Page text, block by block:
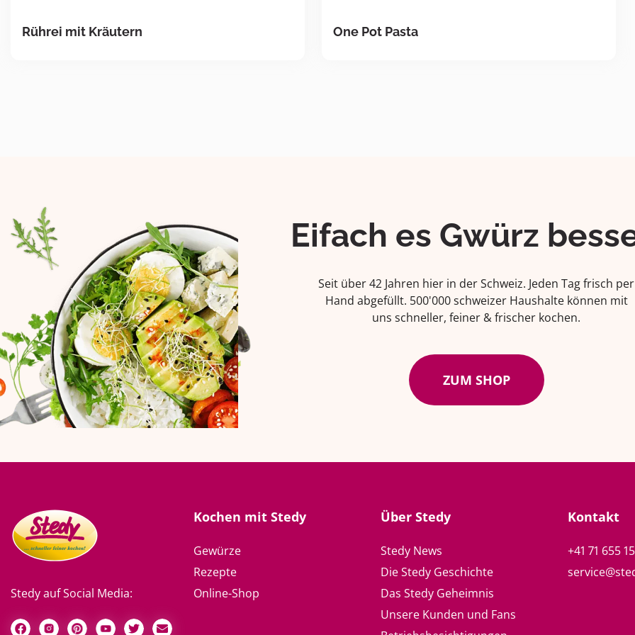
Rührei mit Kräutern One Pot Pasta
Eifach es Gwürz
Seit über 42 Jahren hier in der Schweiz. Jeden Tag frisch per
Hand abgefüllt. 500'000 schweizer Haushalte können mit
uns schneller, feiner & frischer kochen.
ZUM SHOP
Stedy auf Social Media:
Kochen mit Stedy
Gewürze
Rezepte
Online-Shop
Über Stedy
Stedy News
Die Stedy Geschichte
Das Stedy Geheimnis
Unsere Kunden und Fans
Kontakt
+41 71 655